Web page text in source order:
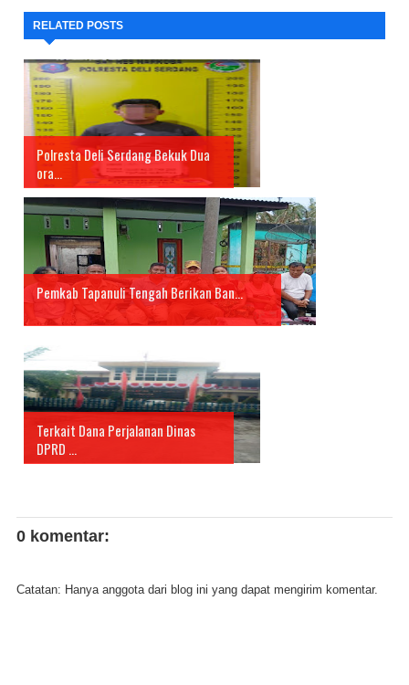
RELATED POSTS
Polresta Deli Serdang Bekuk Dua
ora...
Pemkab Tapanuli Tengah Berikan Ban...
Terkait Dana Perjalanan Dinas
DPRD ...
0 komentar:
Catatan: Hanya anggota dari blog ini yang dapat mengirim komentar.